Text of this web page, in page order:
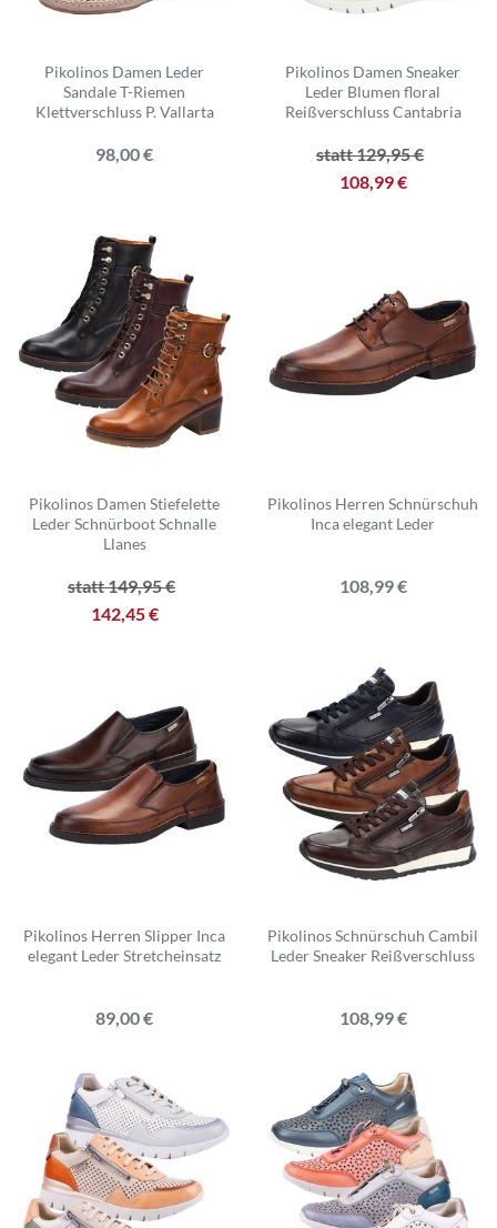
Pikolinos Damen Leder
Sandale T-Riemen
Klettverschluss P. Vallarta
98,00 €
Pikolinos Damen Sneaker
Leder Blumen floral
Reißverschluss Cantabria
statt 129,95 €
108,99 €
Pikolinos Damen Stiefelette
Leder Schnürboot Schnalle
Llanes
statt 149,95 €
142,45 €
Pikolinos Herren Schnürschuh
Inca elegant Leder
108,99 €
Pikolinos Herren Slipper Inca
elegant Leder Stretcheinsatz
89,00 €
Pikolinos Schnürschuh Cambil
Leder Sneaker Reißverschluss
108,99 €